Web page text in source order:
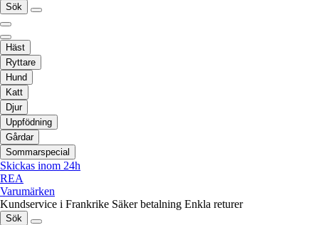
Sök
Häst
Ryttare
Hund
Katt
Djur
Uppfödning
Gårdar
Sommarspecial
Skickas inom 24h
REA
Varumärken
Kundservice i Frankrike Säker betalning Enkla returer
Sök